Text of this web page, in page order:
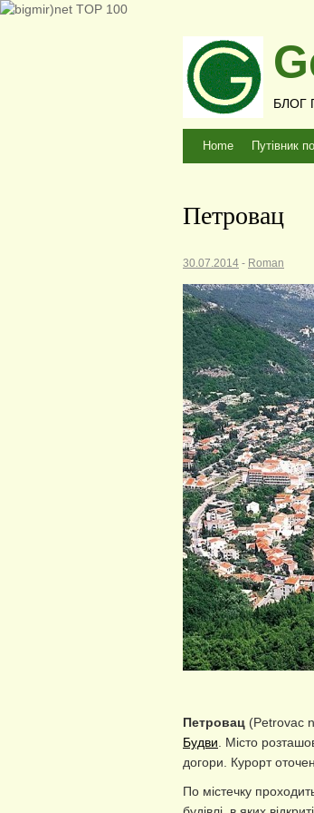
БЛОГ
Home Путівник
Петровац
30.07.2014 - Roman
Петровац (Petrovac
Будви . Місто
догори. Курорт
По містечку